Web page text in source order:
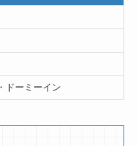
ドーミーイン